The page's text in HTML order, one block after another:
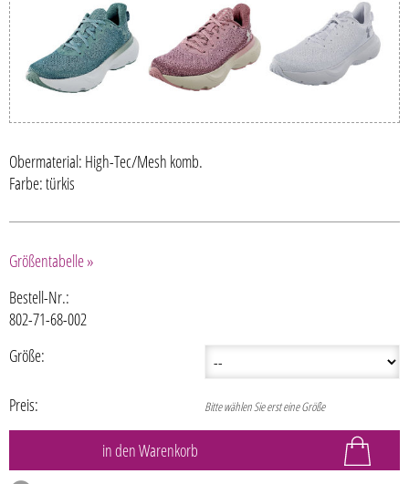
Obermaterial: High-Tec/Mesh komb.
Farbe: türkis
Größentabelle »
Bestell-Nr.:
802-71-68-002
Größe:
Preis: Bitte wählen Sie erst eine Größe